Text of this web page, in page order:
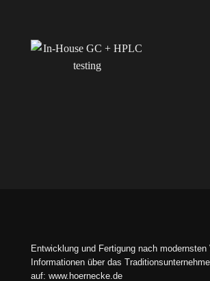
Entwicklung und Fertigung nach modernsten
Informationen über das
auf: www.hoernecke.de